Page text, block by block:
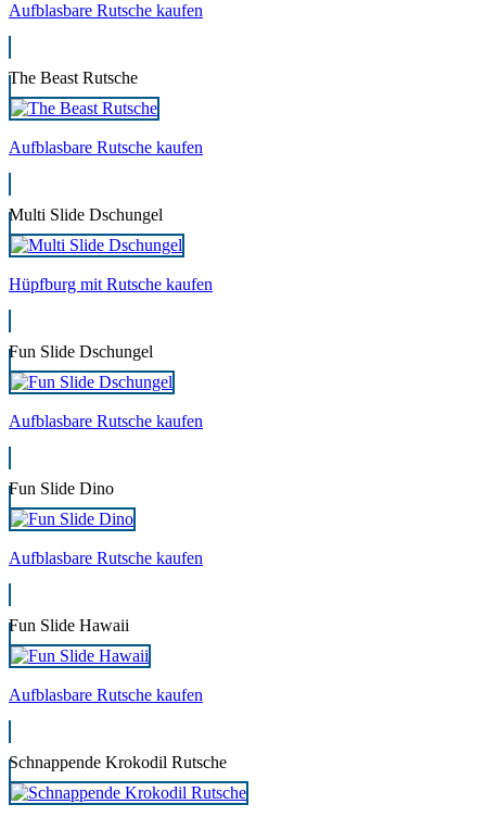
Aufblasbare Rutsche kaufen
The Beast Rutsche
Aufblasbare Rutsche kaufen
Multi Slide Dschungel
Hüpfburg mit Rutsche kaufen
Fun Slide Dschungel
Aufblasbare Rutsche kaufen
Fun Slide Dino
Aufblasbare Rutsche kaufen
Fun Slide Hawaii
Aufblasbare Rutsche kaufen
Schnappende Krokodil Rutsche